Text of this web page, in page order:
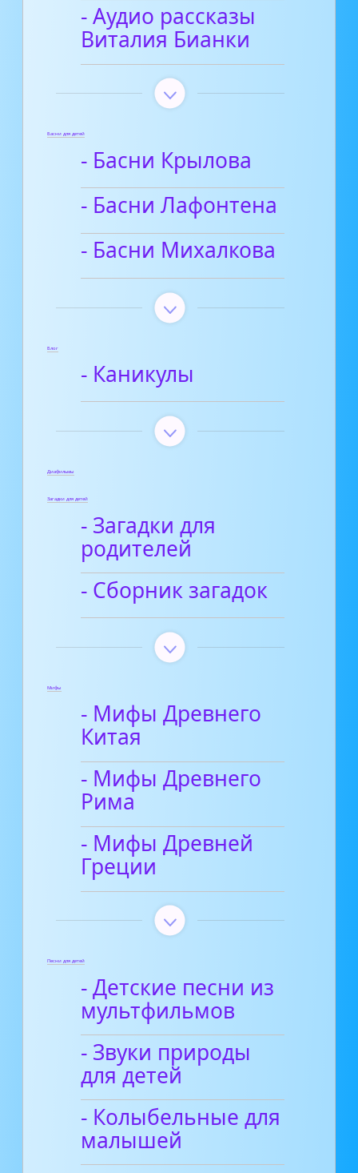
- Аудио рассказы
Виталия Бианки
Басни для детей
- Басни Крылова
- Басни Лафонтена
- Басни Михалкова
Блог
- Каникулы
Диафильмы
Загадки для детей
- Загадки для
родителей
- Сборник загадок
Мифы
- Мифы Древнего
Китая
- Мифы Древнего
Рима
- Мифы Древней
Греции
Песни для детей
- Детские песни из
мультфильмов
- Звуки природы
для детей
- Колыбельные для
малышей